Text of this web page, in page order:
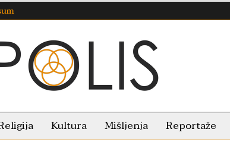
Kultura Mišljenja Reportaže